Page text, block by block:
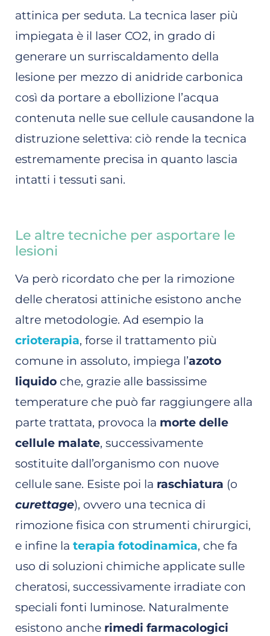
attinica per seduta. La tecnica laser più
impiegata è il laser CO2, in grado di
generare un surriscaldamento della
lesione per mezzo di anidride carbonica
così da portare a ebollizione l’acqua
contenuta nelle sue cellule causandone la
distruzione selettiva: ciò rende la tecnica
estremamente precisa in quanto lascia
intatti i tessuti sani.
Le altre tecniche per asportare le
lesioni
Va però ricordato che per la rimozione
delle cheratosi attiniche esistono anche
altre metodologie. Ad esempio la
crioterapia, forse il trattamento più
comune in assoluto, impiega l’azoto
liquido che, grazie alle bassissime
temperature che può far raggiungere alla
parte trattata, provoca la morte delle
cellule malate, successivamente
sostituite dall’organismo con nuove
cellule sane. Esiste poi la raschiatura (o
curettage), ovvero una tecnica di
rimozione fisica con strumenti chirurgici,
e infine la terapia fotodinamica, che fa
uso di soluzioni chimiche applicate sulle
cheratosi, successivamente irradiate con
speciali fonti luminose. Naturalmente
esistono anche rimedi farmacologici